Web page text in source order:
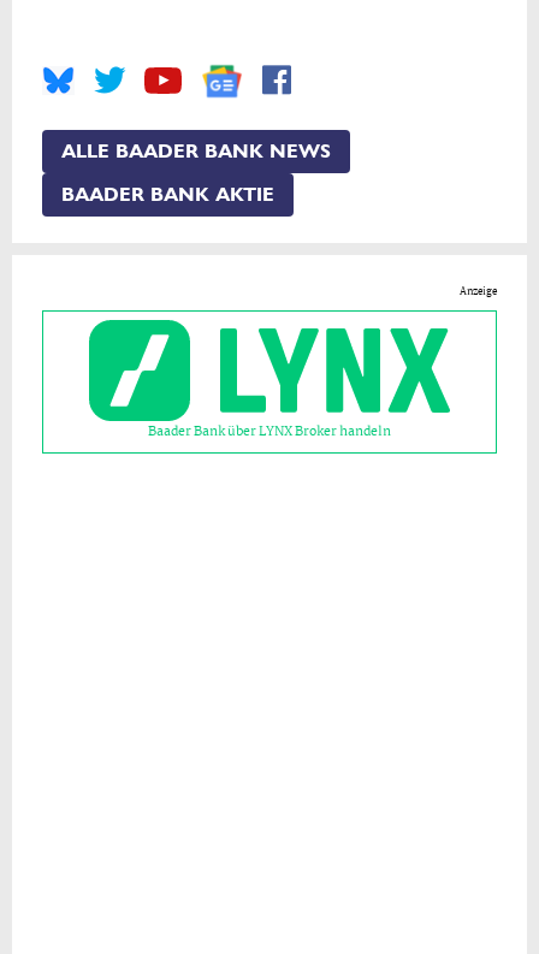
ALLE BAADER BANK NEWS
BAADER BANK AKTIE
Anzeige
Baader Bank über LYNX Broker handeln